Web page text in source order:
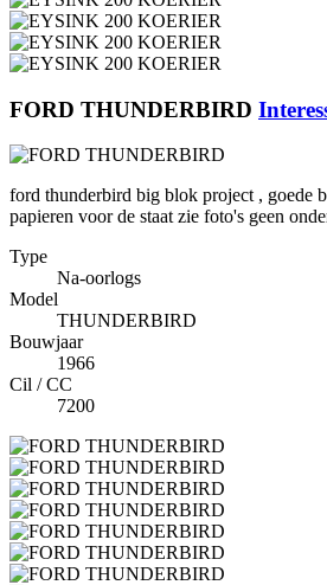
FORD THUNDERBIRD
ford thunderbird big blok project , goede
papieren voor de staat zie foto's geen
Type
Na-oorlogs
Model
THUNDERBIRD
Bouwjaar
1966
Cil / CC
7200